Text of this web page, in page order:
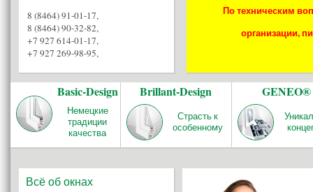
8 (8464) 91-01-17,
8 (8464) 90-32-82,
+7 927 614-01-17,
+7 927 269-98-95,
По техническим
организации,
Basic-Design
Немецкие
традиции
качества
Brillant-Design
Страсть к
особенному
GENEO®
Всё об окнах